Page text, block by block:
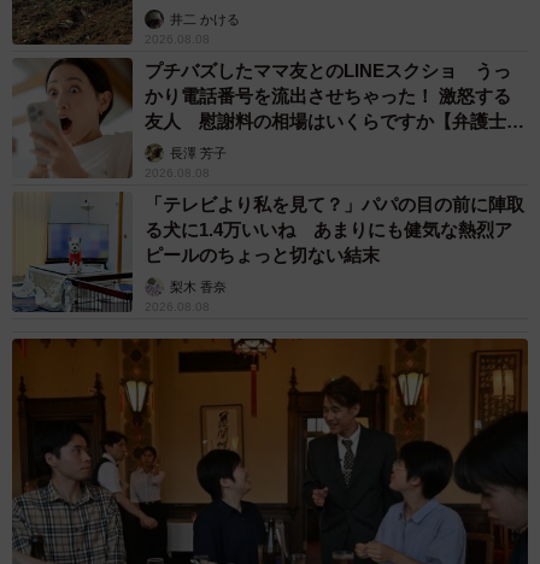
るか井二 かける
2026.08.08
プチバズしたママ友とのLINEスクショ うっ
かり電話番号を流出させちゃった！ 激怒する
友人 慰謝料の相場はいくらですか【弁護士が
解説】長澤 芳子
2026.08.08
「テレビより私を見て？」パパの目の前に陣取
る犬に1.4万いいね あまりにも健気な熱烈ア
ピールのちょっと切ない結末
梨木 香奈
2026.08.08